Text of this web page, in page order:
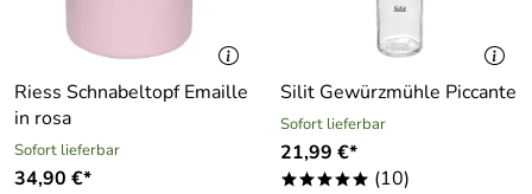
Riess Schnabeltopf Emaille
in rosa
Sofort lieferbar
34,90 €*
Silit Gewürzmühle Piccante
Sofort lieferbar
21,99 €*
***** (10)